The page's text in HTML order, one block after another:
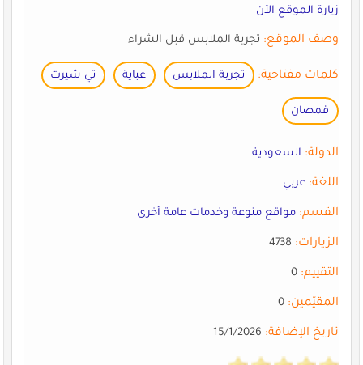
زيارة الموقع الآن
وصف الموقع:تجربة الملابس قبل الشراء
كلمات مفتاحية: تجربة الملابس عباية تي شيرت
قمصان
الدولة: السعودية
اللغة: عربي
القسم: مواقع منوعة وخدمات عامة أخرى
الزيارات:4738
التقييم:0
المقيّمين:0
تاريخ الإضافة:15/1/2026